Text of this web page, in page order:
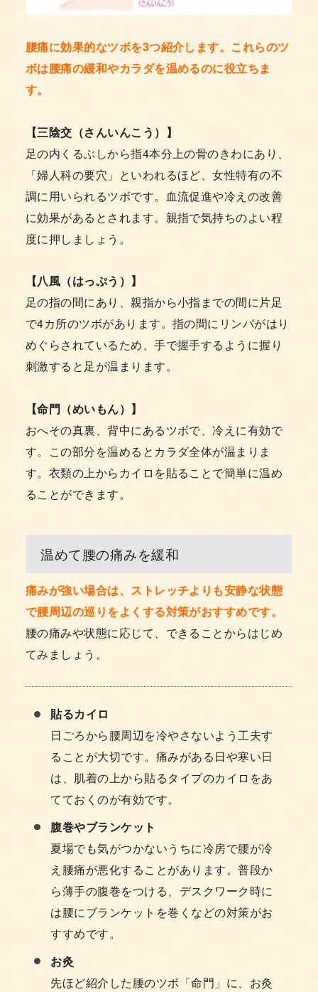
腰痛に効果的なツボを3つ紹介します。これらのツ
ボは腰痛の緩和やカラダを温めるのに役立ちま
す。
【三陰交（さんいんこう）】
足の内くるぶしから指4本分上の骨のきわにあり、
「婦人科の要穴」といわれるほど、女性特有の不
調に用いられるツボです。血流促進や冷えの改善
に効果があるとされます。親指で気持ちのよい程
度に押しましょう。
【八風（はっぷう）】
足の指の間にあり、親指から小指までの間に片足
で4カ所のツボがあります。指の間にリンパがはり
めぐらされているため、手で握手するように握り
刺激すると足が温まります。
【命門（めいもん）】
おへその真裏、背中にあるツボで、冷えに有効で
す。この部分を温めるとカラダ全体が温まりま
す。衣類の上からカイロを貼ることで簡単に温め
ることができます。
温めて腰の痛みを緩和
痛みが強い場合は、ストレッチよりも安静な状態
で腰周辺の巡りをよくする対策がおすすめです。
腰の痛みや状態に応じて、できることからはじめ
てみましょう。
貼るカイロ
日ごろから腰周辺を冷やさないよう工夫す
ることが大切です。痛みがある日や寒い日
は、肌着の上から貼るタイプのカイロをあ
てておくのが有効です。
腹巻やブランケット
夏場でも気がつかないうちに冷房で腰が冷
え腰痛が悪化することがあります。普段か
ら薄手の腹巻をつける、デスクワーク時に
は腰にブランケットを巻くなどの対策がお
すすめです。
お灸
先ほど紹介した腰のツボ「命門」に、お灸